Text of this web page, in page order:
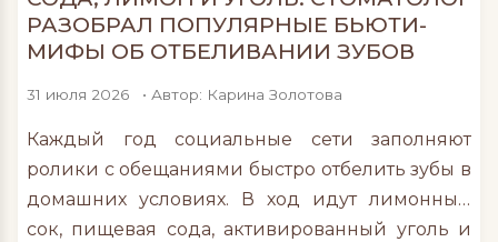
РАЗОБРАЛ ПОПУЛЯРНЫЕ БЬЮТИ-
МИФЫ ОБ ОТБЕЛИВАНИИ ЗУБОВ
31 июля 2026 • Автор: Карина Золотова
Каждый год социальные сети заполняют
ролики с обещаниями быстро отбелить зубы в
домашних условиях. В ход идут лимонный
сок, пищевая сода, активированный уголь и